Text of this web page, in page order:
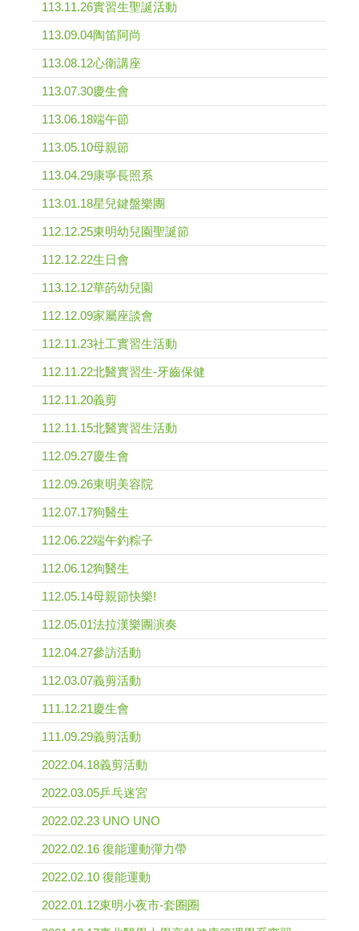
113.11.26實習生聖誕活動
113.09.04陶笛阿尚
113.08.12心衛講座
113.07.30慶生會
113.06.18端午節
113.05.10母親節
113.04.29康寧長照系
113.01.18星兒鍵盤樂團
112.12.25東明幼兒園聖誕節
112.12.22生日會
113.12.12華菂幼兒園
112.12.09家屬座談會
112.11.23社工實習生活動
112.11.22北醫實習生-牙齒保健
112.11.20義剪
112.11.15北醫實習生活動
112.09.27慶生會
112.09.26東明美容院
112.07.17狗醫生
112.06.22端午釣粽子
112.06.12狗醫生
112.05.14母親節快樂!
112.05.01法拉漢樂團演奏
112.04.27參訪活動
112.03.07義剪活動
111.12.21慶生會
111.09.29義剪活動
2022.04.18義剪活動
2022.03.05乒乓迷宮
2022.02.23 UNO UNO
2022.02.16 復能運動彈力帶
2022.02.10 復能運動
2022.01.12東明小夜市-套圈圈